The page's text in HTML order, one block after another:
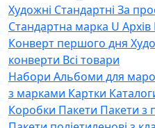
Художні Стандартні За
Стандартна марка U Архів
Конверт першого дня
конверти Всі товари
Набори Альбоми для
з марками Картки
Коробки Пакети Пакети з